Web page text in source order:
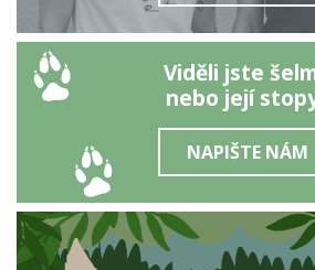
Viděli jste
nebo její
NAPIŠTE NÁM